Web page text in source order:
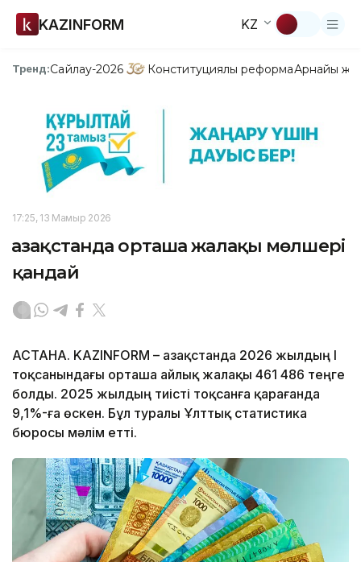
KAZINFORM KZ
Тренд:Сайлау-2026 Конституциялық реформаАрнайы
17:25, 13 Мамыр 2026
Қазақстанда орташа жалақы мөлшері
қандай
АСТАНА. KAZINFORM – Қазақстанда 2026 жылдың I
тоқсанындағы орташа айлық жалақы 461 486 теңге
болды. 2025 жылдың тиісті тоқсанға қарағанда
9,1%-ға өскен. Бұл туралы Ұлттық статистика
бюросы мәлім етті.